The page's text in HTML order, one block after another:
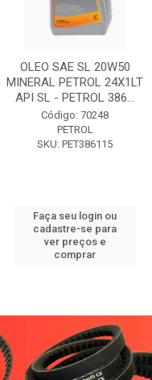
OLEO SAE SL 20W50
MINERAL PETROL 24X1LT
API SL - PETROL 386...
Código: 70248
PETROL
SKU: PET386115
Faça seu login ou
cadastre-se para
ver preços e
comprar